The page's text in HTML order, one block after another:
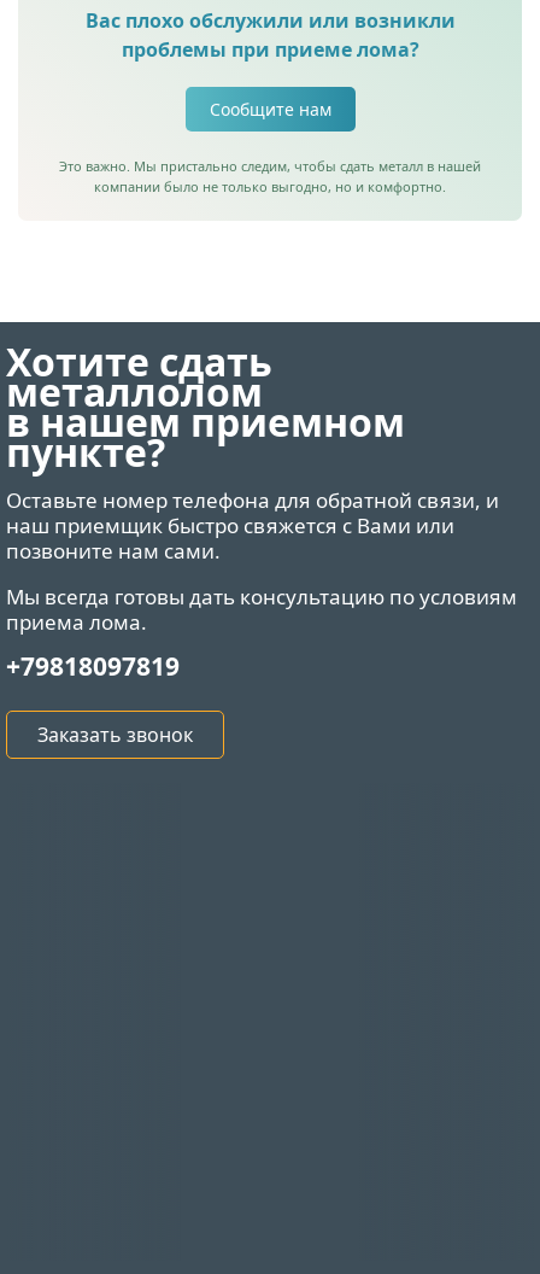
Вас плохо обслужили или возникли
проблемы при приеме лома?
Сообщите нам
Это важно. Мы пристально следим, чтобы сдать металл в нашей
компании было не только выгодно, но и комфортно.
Хотите сдать
металлолом
в нашем приемном
пункте?
Оставьте номер телефона для обратной связи, и
наш приемщик быстро свяжется с Вами или
позвоните нам сами.
Мы всегда готовы дать консультацию по условиям
приема лома.
+79818097819
Заказать звонок